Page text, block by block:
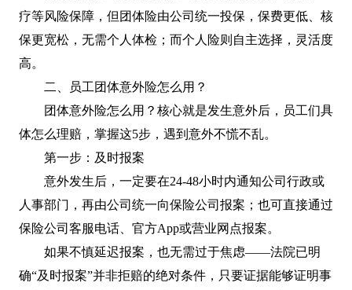
疗等风险保障，但团体险由公司统一投保，保费更低、核
保更宽松，无需个人体检；而个人险则自主选择，灵活度
高。
二、员工团体意外险怎么用？
团体意外险怎么用？核心就是发生意外后，员工们具
体怎么理赔，掌握这5步，遇到意外不慌不乱。
第一步：及时报案
意外发生后，一定要在24-48小时内通知公司行政或
人事部门，再由公司统一向保险公司报案；也可直接通过
保险公司客服电话、官方App或营业网点报案。
如果不慎延迟报案，也无需过于焦虑——法院已明
确“及时报案”并非拒赔的绝对条件，只要证据能够证明事